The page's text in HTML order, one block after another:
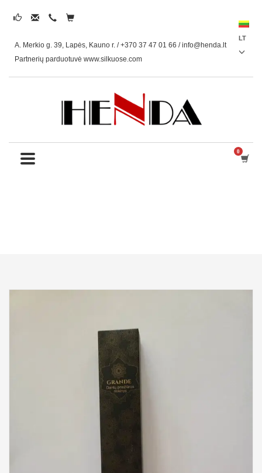
A. Merkio g. 39, Lapės, Kauno r. / +370 37 47 01 66 /info@henda.lt
Partnerių parduotuvė www.silkuose.com
LT